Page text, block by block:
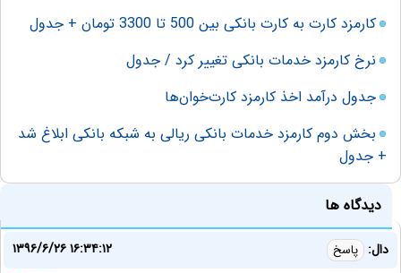
کارمزد کارت به کارت بانکی بین 500 تا 3300 تومان + جدول
نرخ کارمزد خدمات بانکی تغییر کرد / جدول
جدول درآمد اخذ کارمزد کارت‌خوان‌ها
بخش دوم کارمزد خدمات بانکی ریالی به شبکه بانکی ابلاغ شد
+ جدول
دیدگاه ها
دال: پاسخ
۱۳۹۶/۶/۲۶ ۱۶:۳۴:۱۲